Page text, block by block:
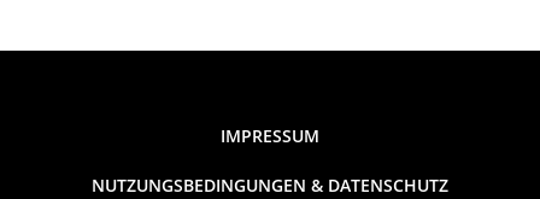
IMPRESSUM
NUTZUNGSBEDINGUNGEN & DATENSCHUTZ